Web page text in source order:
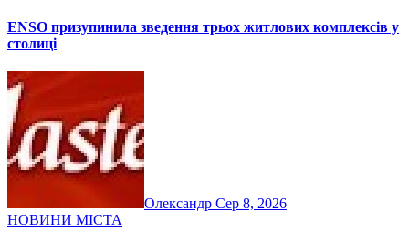
ENSO призупинила зведення трьох житлових комплексів у
столиці
Олександр Сер 8, 2026
НОВИНИ МІСТА